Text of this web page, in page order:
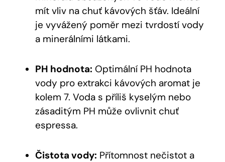
mít vliv na chuť kávových šťáv. Ideální
je vyvážený poměr mezi tvrdostí vody
a minerálními látkami.
PH hodnota: Optimální PH hodnota
vody pro extrakci kávových aromat je
kolem 7. Voda s příliš kyselým nebo
zásaditým PH může ovlivnit chuť
espressa.
Čistota vody: Přítomnost nečistot a